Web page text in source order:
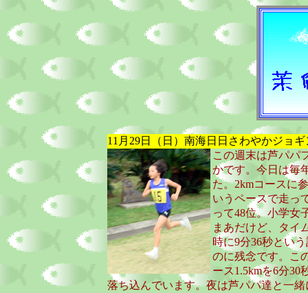
11月29日（日）南海日日さわやかジョ
この週末は芦パパ
かです。今日は毎
た。2kmコースに
いうペースで走っ
って48位。小学女
まあだけど、タイ
時に9分36秒とい
のに残念です。こ
ース1.5kmを6分30
落ち込んでいます。夜は芦パパ達と一